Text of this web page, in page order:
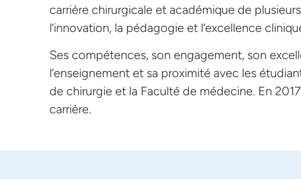
carrière chirurgicale et académique de
l’innovation, la pédagogie et l’excellence
Ses compétences, son engagement, son
l’enseignement et sa proximité avec les
de chirurgie et la Faculté de médecine. En
carrière.